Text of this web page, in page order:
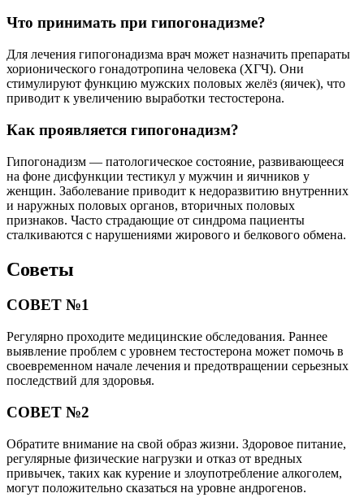
Что принимать при гипогонадизме?
Для лечения гипогонадизма врач может назначить препараты
хорионического гонадотропина человека (ХГЧ). Они
стимулируют функцию мужских половых желёз (яичек), что
приводит к увеличению выработки тестостерона.
Как проявляется гипогонадизм?
Гипогонадизм — патологическое состояние, развивающееся
на фоне дисфункции тестикул у мужчин и яичников у
женщин. Заболевание приводит к недоразвитию внутренних
и наружных половых органов, вторичных половых
признаков. Часто страдающие от синдрома пациенты
сталкиваются с нарушениями жирового и белкового обмена.
Советы
СОВЕТ №1
Регулярно проходите медицинские обследования. Раннее
выявление проблем с уровнем тестостерона может помочь в
своевременном начале лечения и предотвращении серьезных
последствий для здоровья.
СОВЕТ №2
Обратите внимание на свой образ жизни. Здоровое питание,
регулярные физические нагрузки и отказ от вредных
привычек, таких как курение и злоупотребление алкоголем,
могут положительно сказаться на уровне андрогенов.